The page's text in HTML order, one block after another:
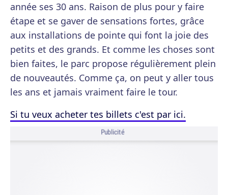
année ses 30 ans. Raison de plus pour y faire
étape et se gaver de sensations fortes, grâce
aux installations de pointe qui font la joie des
petits et des grands. Et comme les choses sont
bien faites, le parc propose régulièrement plein
de nouveautés. Comme ça, on peut y aller tous
les ans et jamais vraiment faire le tour.
Si tu veux acheter tes billets c'est par ici.
Publicité